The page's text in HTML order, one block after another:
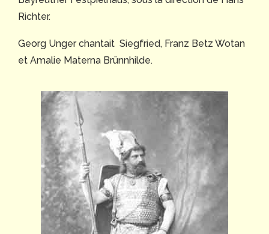
Richter.
Georg Unger chantait Siegfried, Franz Betz Wotan
et Amalie Materna Brünnhilde.